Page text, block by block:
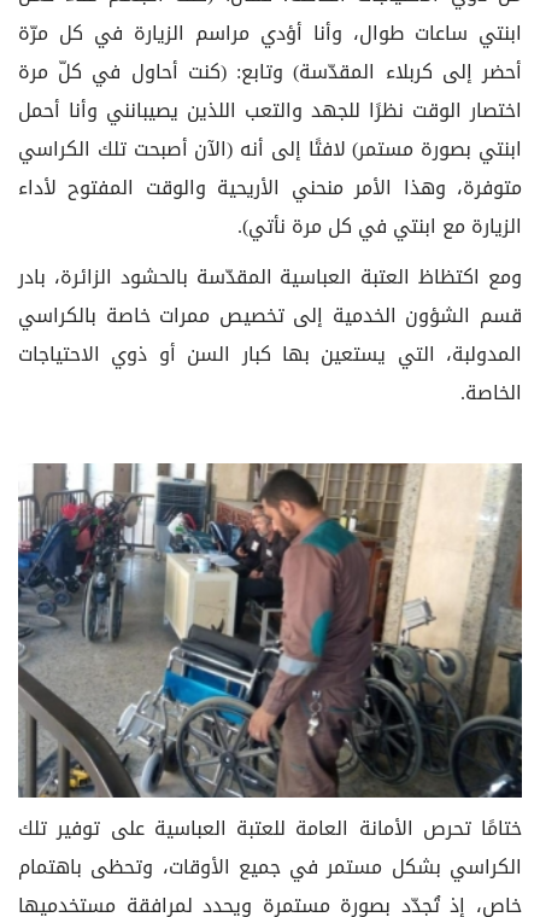
ابنتي ساعات طوال، وأنا أؤدي مراسم الزيارة في كل مرّة
أحضر إلى كربلاء المقدّسة) وتابع: (كنت أحاول في كلّ مرة
اختصار الوقت نظرًا للجهد والتعب اللذين يصيبانني وأنا أحمل
ابنتي بصورة مستمر) لافتًا إلى أنه (الآن أصبحت تلك الكراسي
متوفرة، وهذا الأمر منحني الأريحية والوقت المفتوح لأداء
الزيارة مع ابنتي في كل مرة نأتي).
ومع اكتظاظ العتبة العباسية المقدّسة بالحشود الزائرة، بادر
قسم الشؤون الخدمية إلى تخصيص ممرات خاصة بالكراسي
المدولبة، التي يستعين بها كبار السن أو ذوي الاحتياجات
الخاصة.
ختامًا تحرص الأمانة العامة للعتبة العباسية على توفير تلك
الكراسي بشكل مستمر في جميع الأوقات، وتحظى باهتمام
خاص، إذ تُجدّد بصورة مستمرة ويحدد لمرافقة مستخدميها